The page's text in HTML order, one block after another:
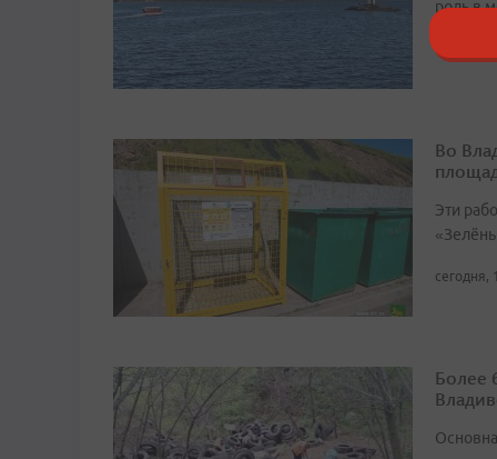
роль в
Во
Эти
сегодня,
Более